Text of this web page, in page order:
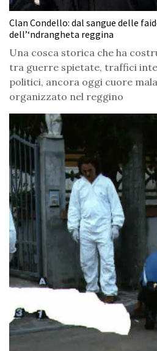
Clan Condello: dal sangue delle
dell’‘ndrangheta reggina
Una cosca storica che ha
tra guerre spietate, traffici
politici, ancora oggi cuore
organizzato nel reggino